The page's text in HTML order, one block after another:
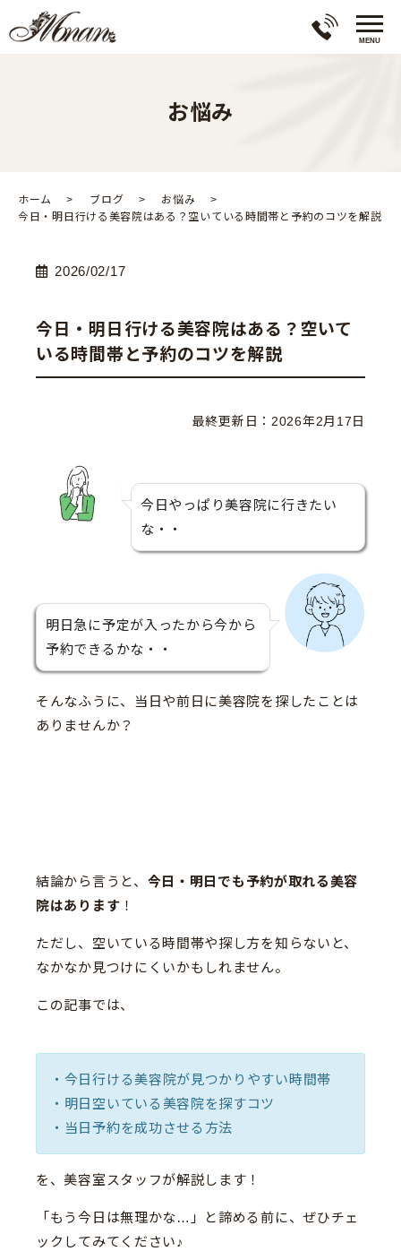
お悩み
ホーム ブログ
お悩み
今日・明日行ける美容院はある？空いている時間帯と予約のコツを解説
2026/02/17
今日・明日行ける美容院はある？空いて
いる時間帯と予約のコツを解説
最終更新日： 2026年2月17日
今日やっぱり美容院に行きたい
な・・
明日急に予定が入ったから今から
予約できるかな・・
そんなふうに、当日や前日に美容院を探したことは
ありませんか？
結論から言うと、 今日・明日でも予約が取れる美容
院はあります ！
ただし、空いている時間帯や探し方を知らないと、
なかなか見つけにくいかもしれません。
この記事では、
・今日行ける美容院が見つかりやすい時間帯
・明日空いている美容院を探すコツ
・当日予約を成功させる方法
を、美容室スタッフが解説します！
「もう今日は無理かな…」と諦める前に、ぜひチェ
ックしてみてください♪